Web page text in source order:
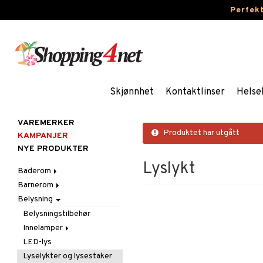
Skjønnhet Kontaktlinser
Produktet har utgått
Lyslykt
VAREMERKER
KAMPANJER
NYE PRODUKTER
Baderom
Baderomsinnredning
Baderomstekstiler
Baderomstilbehør
Barnerom
Barnelamper
Barnemøbler
Barneromsdekorasjon
Barneromsoppbevaring
Barneromstekstiler
Belysning
Belysningstilbehør
Innelamper
Bordlamper
Taklamper
LED-lys
Lyselykter og lysestaker